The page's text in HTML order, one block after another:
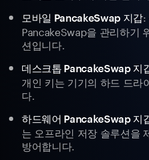
모바일 PancakeSwap 지갑:
PancakeSwap을 관리하기
션입니다.
데스크톱 PancakeSwap 지
개인 키는 기기의 하드 드라
다.
하드웨어 PancakeSwap 지
는 오프라인 저장 솔루션을
방어합니다.